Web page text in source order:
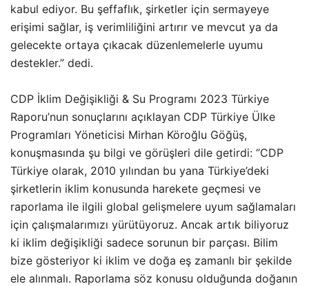
kabul ediyor. Bu şeffaflık, şirketler için sermayeye
erişimi sağlar, iş verimliliğini artırır ve mevcut ya da
gelecekte ortaya çıkacak düzenlemelerle uyumu
destekler.” dedi.
CDP İklim Değişikliği & Su Programı 2023 Türkiye
Raporu’nun sonuçlarını açıklayan CDP Türkiye Ülke
Programları Yöneticisi Mirhan Köroğlu Göğüş,
konuşmasında şu bilgi ve görüşleri dile getirdi: “CDP
Türkiye olarak, 2010 yılından bu yana Türkiye’deki
şirketlerin iklim konusunda harekete geçmesi ve
raporlama ile ilgili global gelişmelere uyum sağlamaları
için çalışmalarımızı yürütüyoruz. Ancak artık biliyoruz
ki iklim değişikliği sadece sorunun bir parçası. Bilim
bize gösteriyor ki iklim ve doğa eş zamanlı bir şekilde
ele alınmalı. Raporlama söz konusu olduğunda doğanın